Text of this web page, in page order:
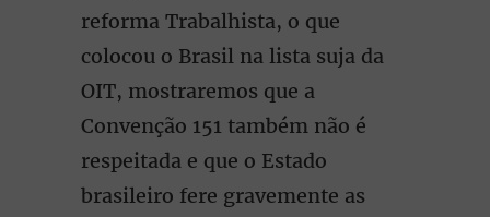
reforma Trabalhista, o que
colocou o Brasil na lista suja da
OIT, mostraremos que a
Convenção 151 também não é
respeitada e que o Estado
brasileiro fere gravemente as